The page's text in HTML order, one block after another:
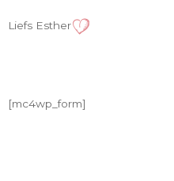
Liefs Esther
[mc4wp_form]